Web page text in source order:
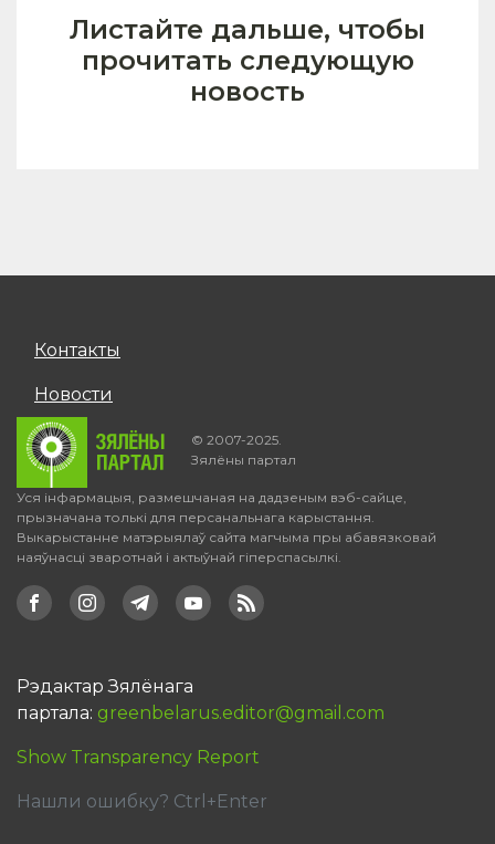
Листайте дальше, чтобы
прочитать следующую
новость
Контакты
Новости
© 2007-2025.
Зялёны партал
Уся інфармацыя, размешчаная на дадзеным вэб-сайце,
прызначана толькі для персанальнага карыстання.
Выкарыстанне матэрыялаў сайта магчыма пры абавязковай
наяўнасці зваротнай і актыўнай гіперспасылкі.
Рэдактар Зялёнага
партала: greenbelarus.editor@gmail.com
Show Transparency Report
Нашли ошибку? Ctrl+Enter